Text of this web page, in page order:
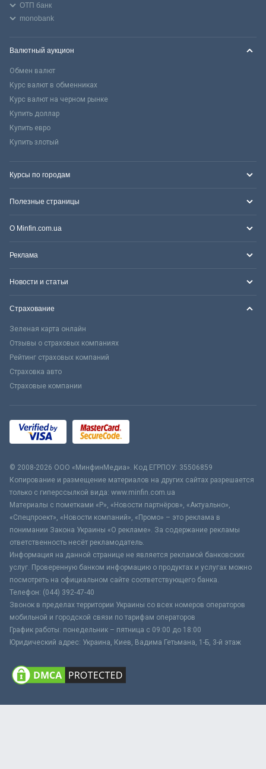
ОТП банк
monobank
Валютный аукцион
Обмен валют
Курс валют в обменниках
Курс валют на черном рынке
Купить доллар
Купить евро
Купить злотый
Курсы по городам
Полезные страницы
О Minfin.com.ua
Реклама
Новости и статьи
Страхование
Зеленая карта онлайн
Отзывы о страховых компаниях
Рейтинг страховых компаний
Страховка авто
Страховые компании
© 2008-2026 ООО «МинфинМедиа». Код ЕГРПОУ: 35506859
Копирование и размещение материалов на других сайтах разрешается
только с гиперссылкой вида: www.minfin.com.ua
Материалы с пометками «Р», «Новости партнёров», «Актуально»,
«Спецпроект», «Новости компаний», «Промо» – это реклама в
понимании Закона Украины «О рекламе». За содержание рекламы
ответственность несёт рекламодатель.
Информация на данной странице не является рекламой банковских
услуг. Проверенную банком информацию о продуктах и услугах можно
посмотреть на официальном сайте соответствующего банка.
Телефон: (044) 392-47-40
Звонок в пределах территории Украины со всех номеров операторов
мобильной и городской связи по тарифам операторов
График работы: понедельник – пятница с 09:00 до 18:00
Юридический адрес: Украина, Киев, Вадима Гетьмана, 1-Б, 3-й этаж